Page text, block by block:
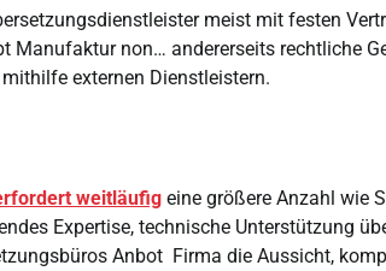
meist mit festen
Manufaktur non… andererseits rechtliche
externen Dienstleistern.
weitläufig eine größere Anzahl wie
Expertise, technische Unterstützung
Anbot Firma die Aussicht,